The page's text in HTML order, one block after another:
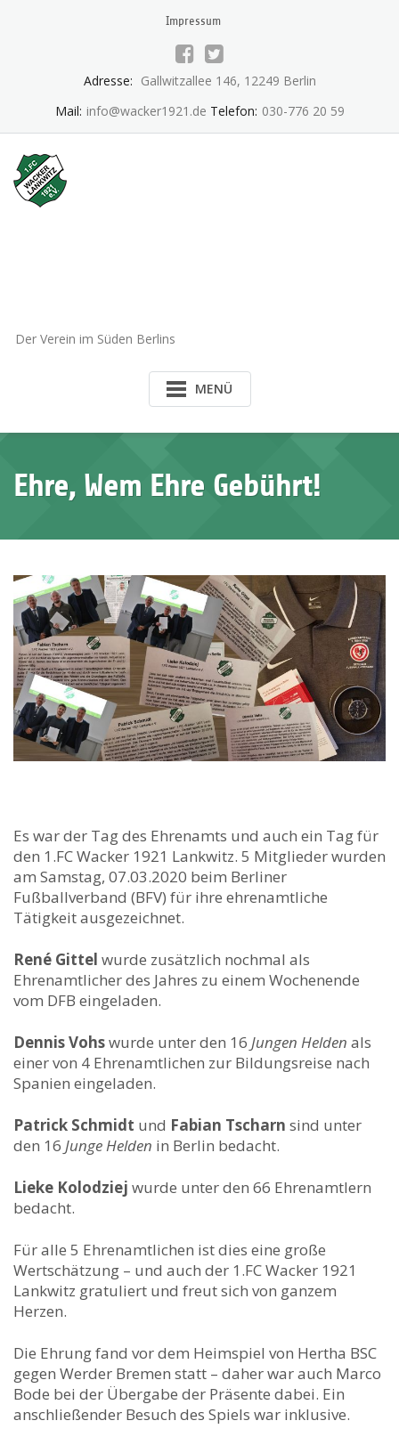
Impressum
Adresse: Gallwitzallee 146, 12249 Berlin
Mail: info@wacker1921.de Telefon: 030-776 20 59
Der Verein im Süden Berlins
MENÜ
Ehre, Wem Ehre Gebührt!
Es war der Tag des Ehrenamts und auch ein Tag für
den 1.FC Wacker 1921 Lankwitz. 5 Mitglieder wurden
am Samstag, 07.03.2020 beim Berliner
Fußballverband (BFV) für ihre ehrenamtliche
Tätigkeit ausgezeichnet.
René Gittel wurde zusätzlich nochmal als
Ehrenamtlicher des Jahres zu einem Wochenende
vom DFB eingeladen.
Dennis Vohswurde unter den 16 Jungen Helden als
einer von 4 Ehrenamtlichen zur Bildungsreise nach
Spanien eingeladen.
Patrick Schmidt und Fabian Tscharn sind unter
den 16 Junge Helden in Berlin bedacht.
Lieke Kolodziej wurde unter den 66 Ehrenamtlern
bedacht.
Für alle 5 Ehrenamtlichen ist dies eine große
Wertschätzung – und auch der 1.FC Wacker 1921
Lankwitz gratuliert und freut sich von ganzem
Herzen.
Die Ehrung fand vor dem Heimspiel von Hertha BSC
gegen Werder Bremen statt – daher war auch Marco
Bode bei der Übergabe der Präsente dabei. Ein
anschließender Besuch des Spiels war inklusive.